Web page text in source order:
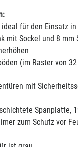
ideal für den Einsatz
mit Sockel und 8 mm
(im Raster von
mit
Spanplatte,
zum Schutz vor